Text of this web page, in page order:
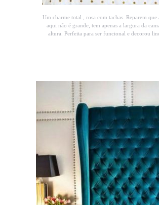
Um charme total , rosa com tachas. Reparem que
aqui não é grande, tem apenas a largura da
altura. Perfeita para ser funcional e decorou